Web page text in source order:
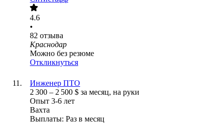
4.6
•
82 отзыва
Краснодар
Можно без резюме
Откликнуться
Инженер ПТО
2 300 – 2 500 $ за месяц, на руки
Опыт 3-6 лет
Вахта
Выплаты: Раз в месяц